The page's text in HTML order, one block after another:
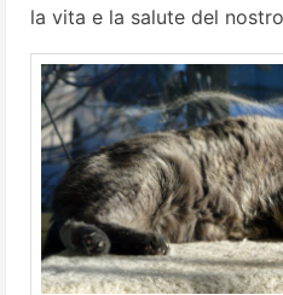
la vita e la salute del